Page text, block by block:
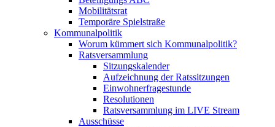
Mobilitätsrat
Temporäre Spielstraße
Kommunalpolitik
Worum kümmert sich Kommunalpolitik?
Ratsversammlung
Sitzungskalender
Aufzeichnung der Ratssitzungen
Einwohnerfragestunde
Resolutionen
Ratsversammlung im LIVE Stream
Ausschüsse